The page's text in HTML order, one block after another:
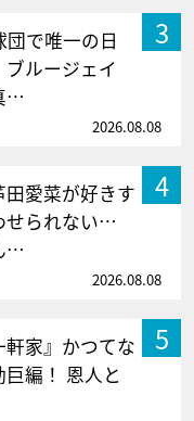
3
団で唯一の日
ルージェイ
…
2026.08.08
4
愛菜が好きす
せられない…
…
2026.08.08
5
軒家』かつてな
編！ 恩人と